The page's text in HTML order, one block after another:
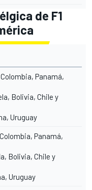
de F1
Panamá,
Bolivia, Chile y
Uruguay
Panamá,
Bolivia, Chile y
Uruguay